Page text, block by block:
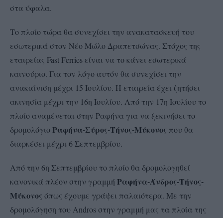
στα ύφαλα.
Το πλοίο τώρα θα συνεχίσει την ανακατασκευή του
εσωτερικά στον Νέο Μώλο Δραπετσώνας. Στόχος της
εταιρείας Fast Ferries είναι να το κάνει εσωτερικά
καινούριο. Για τον λόγο αυτόν θα συνεχίσει την
ανακαίνιση μέχρι 15 Ιουλίου. Η εταιρεία έχει ζητήσει
ακινησία μέχρι την 16η Ιουλίου. Από την 17η Ιουλίου το
πλοίο αναμένεται στην Ραφήνα για να ξεκινήσει το
δρομολόγιο Ραφήνα-Σύρος-Τήνος-Μύκονος που θα
διαρκέσει μέχρι 6 Σεπτεμβρίου.
Από την 6η Σεπτεμβρίου το πλοίο θα δρομολογηθεί
κανονικά πλέον στην γραμμή Ραφήνα-Άνδρος-Τήνος-
Μύκονος όπως έχουμε γράψει παλαιότερα. Με την
δρομολόγηση του Andros στην γραμμή μας τα πλοία της